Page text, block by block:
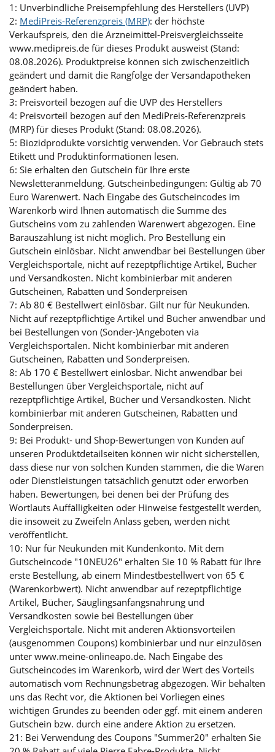
1: Unverbindliche Preisempfehlung des Herstellers (UVP)
2: MediPreis-Referenzpreis (MRP): der höchste
Verkaufspreis, den die Arzneimittel-Preisvergleichsseite
www.medipreis.de für dieses Produkt ausweist (Stand:
08.08.2026). Produktpreise können sich zwischenzeitlich
geändert und damit die Rangfolge der Versandapotheken
geändert haben.
3: Preisvorteil bezogen auf die UVP des Herstellers
4: Preisvorteil bezogen auf den MediPreis-Referenzpreis
(MRP) für dieses Produkt (Stand: 08.08.2026).
5: Biozidprodukte vorsichtig verwenden. Vor Gebrauch stets
Etikett und Produktinformationen lesen.
6: Sie erhalten den Gutschein für Ihre erste
Newsletteranmeldung. Gutscheinbedingungen: Gültig ab 70
Euro Warenwert. Nach Eingabe des Gutscheincodes im
Warenkorb wird Ihnen automatisch die Summe des
Gutscheins vom zu zahlenden Warenwert abgezogen. Eine
Barauszahlung ist nicht möglich. Pro Bestellung ein
Gutschein einlösbar. Nicht anwendbar bei Bestellungen über
Vergleichsportale, nicht auf rezeptpflichtige Artikel, Bücher
und Versandkosten. Nicht kombinierbar mit anderen
Gutscheinen, Rabatten und Sonderpreisen
7: Ab 80 € Bestellwert einlösbar. Gilt nur für Neukunden.
Nicht auf rezeptpflichtige Artikel und Bücher anwendbar und
bei Bestellungen von (Sonder-)Angeboten via
Vergleichsportalen. Nicht kombinierbar mit anderen
Gutscheinen, Rabatten und Sonderpreisen.
8: Ab 170 € Bestellwert einlösbar. Nicht anwendbar bei
Bestellungen über Vergleichsportale, nicht auf
rezeptpflichtige Artikel, Bücher und Versandkosten. Nicht
kombinierbar mit anderen Gutscheinen, Rabatten und
Sonderpreisen.
9: Bei Produkt- und Shop-Bewertungen von Kunden auf
unseren Produktdetailseiten können wir nicht sicherstellen,
dass diese nur von solchen Kunden stammen, die die Waren
oder Dienstleistungen tatsächlich genutzt oder erworben
haben. Bewertungen, bei denen bei der Prüfung des
Wortlauts Auffälligkeiten oder Hinweise festgestellt werden,
die insoweit zu Zweifeln Anlass geben, werden nicht
veröffentlicht.
10: Nur für Neukunden mit Kundenkonto. Mit dem
Gutscheincode "10NEU26" erhalten Sie 10 % Rabatt für Ihre
erste Bestellung, ab einem Mindestbestellwert von 65 €
(Warenkorbwert). Nicht anwendbar auf rezeptpflichtige
Artikel, Bücher, Säuglingsanfangsnahrung und
Versandkosten sowie bei Bestellungen über
Vergleichsportale. Nicht mit anderen Aktionsvorteilen
(ausgenommen Coupons) kombinierbar und nur einzulösen
unter www.meine-onlineapo.de. Nach Eingabe des
Gutscheincodes im Warenkorb, wird der Wert des Vorteils
automatisch vom Rechnungsbetrag abgezogen. Wir behalten
uns das Recht vor, die Aktionen bei Vorliegen eines
wichtigen Grundes zu beenden oder ggf. mit einem anderen
Gutschein bzw. durch eine andere Aktion zu ersetzen.
21: Bei Verwendung des Coupons "Summer20" erhalten Sie